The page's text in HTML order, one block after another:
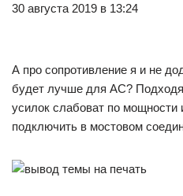
30 августа 2019 в 13:24
А про сопротивление я и не
будет лучше для АС?
усилок слабоват по мощности
подключить в мостовом